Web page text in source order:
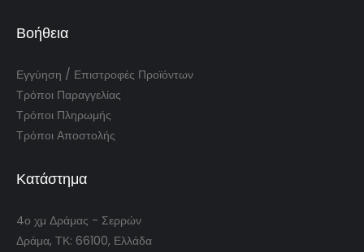
Βοήθεια
Εγγύηση / Επιστροφές Προϊόντων
Τρόποι Παραγγελίας
Τρόποι Πληρωμής
Τρόποι Αποστολής
Κατάστημα
4ο χμ Δράμας - Σερρών
Δράμα, ΤΚ: 66100, Ελλάδα